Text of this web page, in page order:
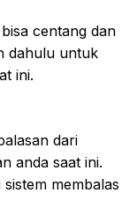
centang dan
dahulu untuk
ini.
dari
anda saat ini.
membalas